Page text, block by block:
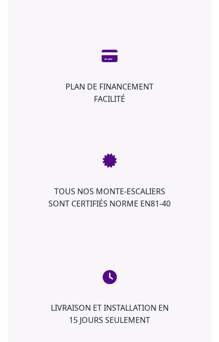
PLAN DE FINANCEMENT
FACILITÉ
TOUS NOS MONTE-ESCALIERS
SONT CERTIFIÉS NORME EN81-40
LIVRAISON ET INSTALLATION EN
15 JOURS SEULEMENT